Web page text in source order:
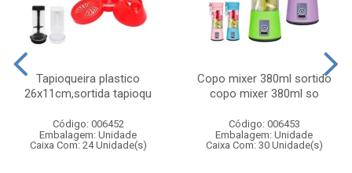
Tapioqueira plastico
26x11cm,sortida tapioqu
Código: 006452
Embalagem: Unidade
Caixa Com: 24 Unidade(s)
Copo mixer 380ml sortido
copo mixer 380ml so
Código: 006453
Embalagem: Unidade
Caixa Com: 30 Unidade(s)